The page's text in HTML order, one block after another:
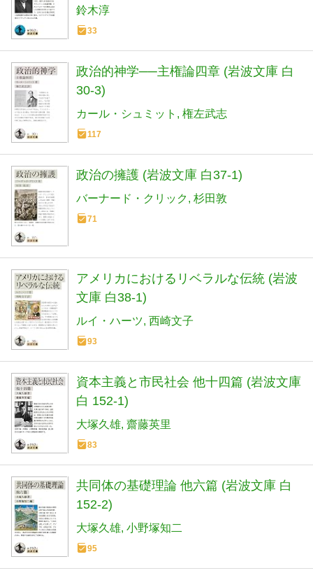
鈴木淳
33
政治的神学──主権論四章 (岩波文庫 白
30-3)
カール・シュミット 権左武志
117
政治の擁護 (岩波文庫 白37-1)
バーナード・クリック 杉田敦
71
アメリカにおけるリベラルな伝統 (岩波
文庫 白38-1)
ルイ・ハーツ 西崎文子
93
資本主義と市民社会 他十四篇 (岩波文庫
白 152-1)
大塚久雄 齋藤英里
83
共同体の基礎理論 他六篇 (岩波文庫 白
152-2)
大塚久雄 小野塚知二
95